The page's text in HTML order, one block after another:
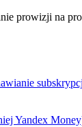
prowizji na
Yandex